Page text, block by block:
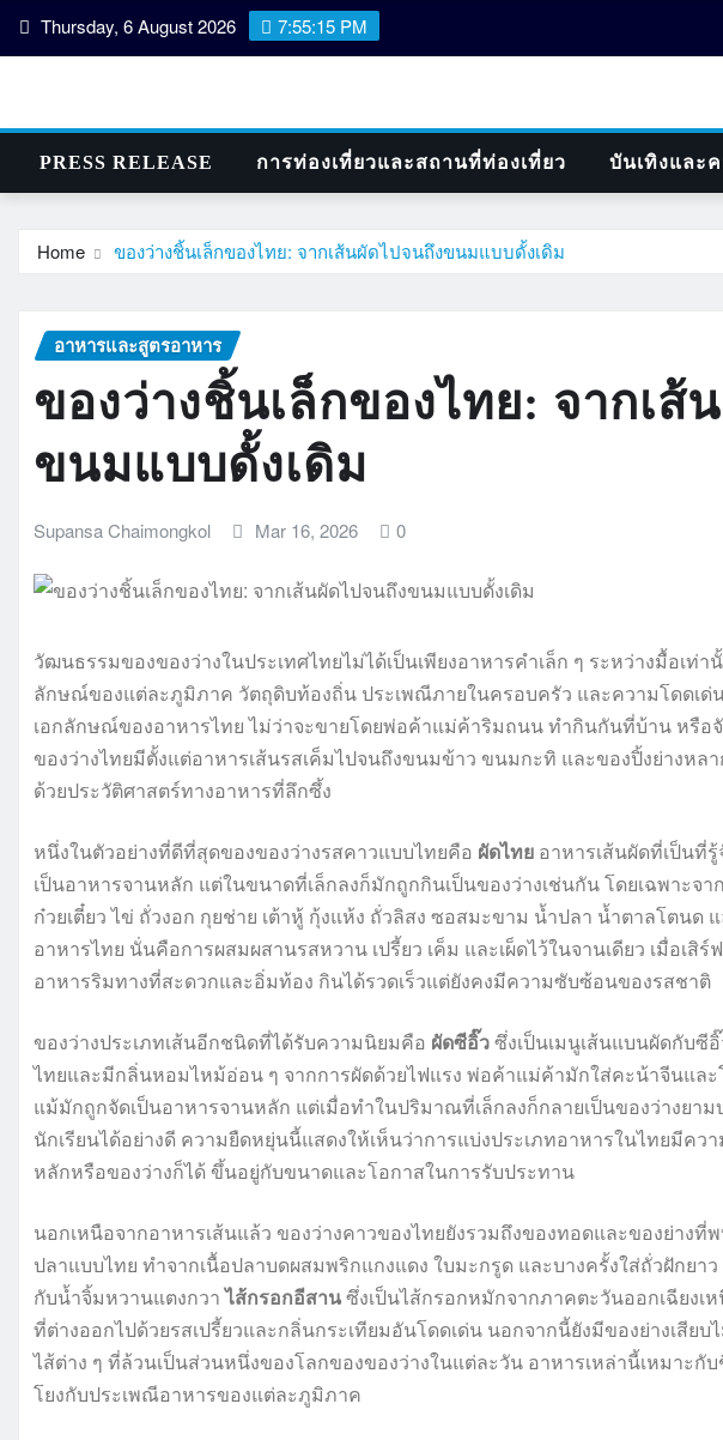
Skip Thursday, 6 August 2026 7:55:16 PM
PRESS RELEASE การท่องเที่ยวและสถานที่ท่องเที่ยว บันเทิงและ
Home ของว่างชิ้นเล็กของไทย: จากเส้นผัดไปจนถึงขนมแบบดั้งเดิม
อาหารและสูตรอาหาร
ของว่างชิ้นเล็กของไทย: จากเส้
ขนมแบบดั้งเดิม
Supansa Chaimongkol Mar 16, 2026 0
วัฒนธรรมของของว่างในประเทศไทยไม่ได้เป็นเพียงอาหารคำเล็ก ๆ ระหว่างมื้อเท่
ลักษณ์ของแต่ละภูมิภาค วัตถุดิบท้องถิ่น ประเพณีภายในครอบครัว และความโดดเด่
เอกลักษณ์ของอาหารไทย ไม่ว่าจะขายโดยพ่อค้าแม่ค้าริมถนน ทำกินกันที่บ้าน หรือ
ของว่างไทยมีตั้งแต่อาหารเส้นรสเค็มไปจนถึงขนมข้าว ขนมกะทิ และของปิ้งย่างห
ด้วยประวัติศาสตร์ทางอาหารที่ลึกซึ้ง
หนึ่งในตัวอย่างที่ดีที่สุดของของว่างรสคาวแบบไทยคือ ผัดไทย อาหารเส้นผัดที่เป็นที่
เป็นอาหารจานหลัก แต่ในขนาดที่เล็กลงก็มักถูกกินเป็นของว่างเช่นกัน โดยเฉพาะจ
ก๋วยเตี๋ยว ไข่ ถั่วงอก กุยช่าย เต้าหู้ กุ้งแห้ง ถั่วลิสง ซอสมะขาม น้ำปลา น้ำตาลโตน
อาหารไทย นั่นคือการผสมผสานรสหวาน เปรี้ยว เค็ม และเผ็ดไว้ในจานเดียว เมื่อเสิ
อาหารริมทางที่สะดวกและอิ่มท้อง กินได้รวดเร็วแต่ยังคงมีความซับซ้อนของรสชาติ
ของว่างประเภทเส้นอีกชนิดที่ได้รับความนิยมคือ ผัดซีอิ๊วซึ่งเป็นเมนูเส้นแบนผัดกับซี
ไทยและมีกลิ่นหอมไหม้อ่อน ๆ จากการผัดด้วยไฟแรง พ่อค้าแม่ค้ามักใส่คะน้าจีนแล
แม้มักถูกจัดเป็นอาหารจานหลัก แต่เมื่อทำในปริมาณที่เล็กลงก็กลายเป็นของว่างยา
นักเรียนได้อย่างดี ความยืดหยุ่นนี้แสดงให้เห็นว่าการแบ่งประเภทอาหารในไทยมีค
หลักหรือของว่างก็ได้ ขึ้นอยู่กับขนาดและโอกาสในการรับประทาน
นอกเหนือจากอาหารเส้นแล้ว ของว่างคาวของไทยยังรวมถึงของทอดและของย่างที่
ปลาแบบไทย ทำจากเนื้อปลาบดผสมพริกแกงแดง ใบมะกรูด และบางครั้งใส่ถั่วฝักย
กับน้ำจิ้มหวานแตงกวาไส้กรอกอีสานซึ่งเป็นไส้กรอกหมักจากภาคตะวันออกเฉียง
ที่ต่างออกไปด้วยรสเปรี้ยวและกลิ่นกระเทียมอันโดดเด่น นอกจากนี้ยังมีของย่างเสีย
ไส้ต่าง ๆ ที่ล้วนเป็นส่วนหนึ่งของโลกของของว่างในแต่ละวัน อาหารเหล่านี้เหมาะกั
โยงกับประเพณีอาหารของแต่ละภูมิภาค